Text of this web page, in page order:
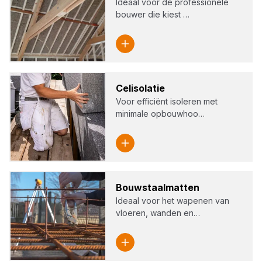
bouwer die kiest …
Cel­iso­la­tie
Voor efficiënt isoleren met
minimale opbouwhoo…
Bouw­staal­mat­ten
Ideaal voor het wapenen van
vloeren, wanden en…